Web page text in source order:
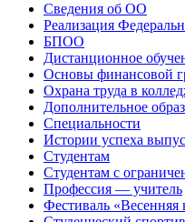
Сведения об ОО
Реализация
БПОО
Дистанционное
Основы финансовой
Охрана труда в
Дополнительное
Специальности
Истории успеха
Студентам
Студентам с
Профессия — учитель
Фестиваль «Весенняя